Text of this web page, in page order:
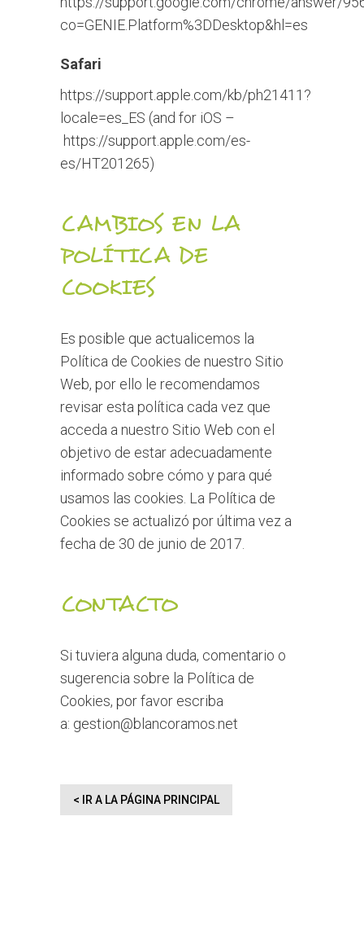
co=GENIE.Platform%3DDesktop&hl=es
Safari
https://support.apple.com/kb/ph21411?
locale=es_ES (and for iOS –
https://support.apple.com/es-
es/HT201265)
CAMBIOS EN LA
POLÍTICA DE
COOKIES
Es posible que actualicemos la
Política de Cookies de nuestro Sitio
Web, por ello le recomendamos
revisar esta política cada vez que
acceda a nuestro Sitio Web con el
objetivo de estar adecuadamente
informado sobre cómo y para qué
usamos las cookies. La Política de
Cookies se actualizó por última vez a
fecha de 30 de junio de 2017.
CONTACTO
Si tuviera alguna duda, comentario o
sugerencia sobre la Política de
Cookies, por favor escriba
a: gestion@blancoramos.net
< IR A LA PÁGINA PRINCIPAL